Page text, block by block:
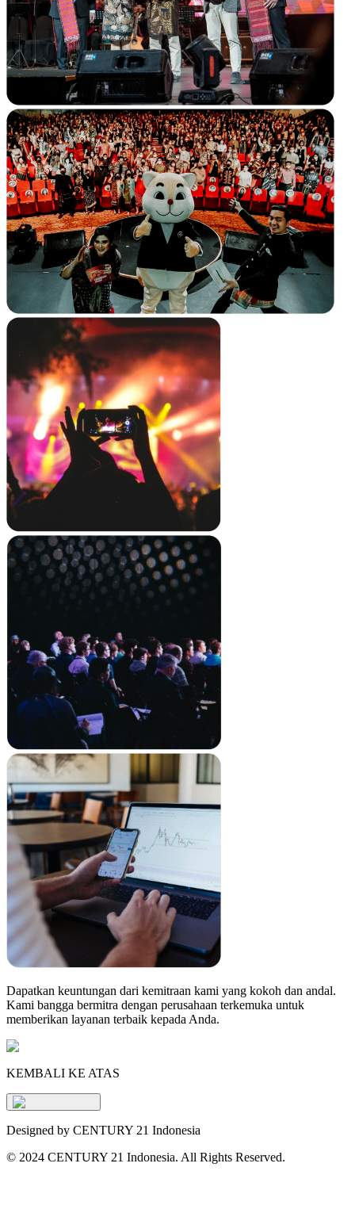
Dapatkan keuntungan dari kemitraan kami yang kokoh dan andal.
Kami bangga bermitra dengan perusahaan terkemuka untuk
memberikan layanan terbaik kepada Anda.
KEMBALI KE ATAS
Designed by CENTURY 21 Indonesia
© 2024 CENTURY 21 Indonesia. All Rights Reserved.